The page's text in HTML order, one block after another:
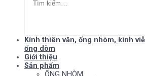
Kính thiên văn, ống nhòm, kính
ống dòm
Giới thiệu
Sản phẩm